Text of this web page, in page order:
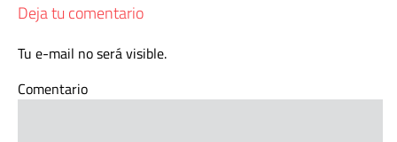
Deja tu comentario
Tu e-mail no será visible.
Comentario